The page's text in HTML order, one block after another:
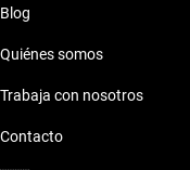
Blog
Quiénes somos
Trabaja con nosotros
Contacto